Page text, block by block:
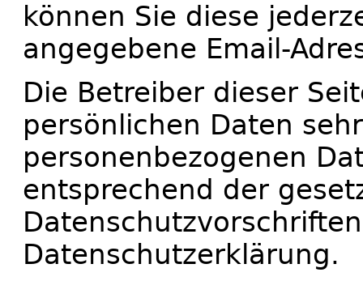
können Sie diese
angegebene Email-
Die Betreiber dieser
persönlichen Daten
personenbezogenen
entsprechend der
Datenschutzerklärung.